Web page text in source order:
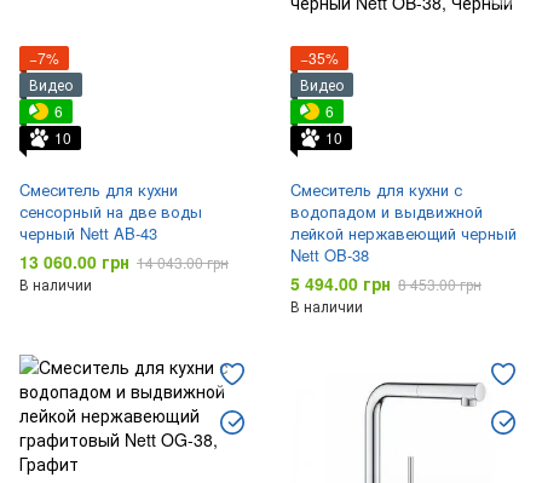
−7%
Видео
6
10
Cмеситель для кухни
сенсорный на две воды
черный Nett AB-43
13 060.00 грн 14 043.00 грн
В наличии
−35%
Видео
6
10
Cмеситель для кухни с
водопадом и выдвижной
лейкой нержавеющий черный
Nett OB-38
5 494.00 грн 8 453.00 грн
В наличии